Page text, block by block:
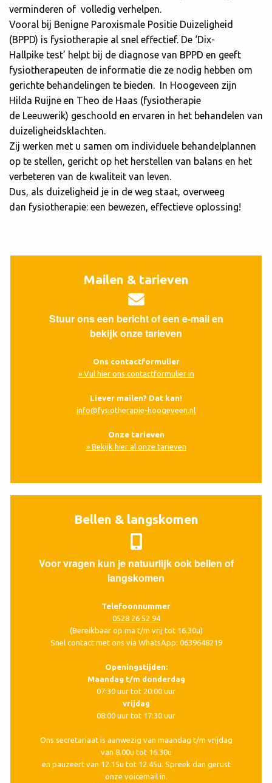
verminderen of volledig verhelpen.
Vooral bij Benigne Paroxismale Positie Duizeligheid
(BPPD) is fysiotherapie al snel effectief. De ‘Dix-
Hallpike test’ helpt bij de diagnose van BPPD en geeft
fysiotherapeuten de informatie die ze nodig hebben om
gerichte behandelingen te bieden. In Hoogeveen zijn
Hilda Ruijne en Theo de Haas (fysiotherapie
de Leeuwerik) geschoold en ervaren in het behandelen van
duizeligheidsklachten.
Zij werken met u samen om individuele behandelplannen
op te stellen, gericht op het herstellen van balans en het
verbeteren van de kwaliteit van leven.
Dus, als duizeligheid je in de weg staat, overweeg
dan fysiotherapie: een bewezen, effectieve oplossing!
Mailen & tarieven
Stuur ons een bericht of een e-mail en
bekijk onze tarieven
Ons contactformulier
» Vul hier ons contactformulier in
Liever mailen? Dat kan!
info@fysiotherapie-hoogeveen.nl
Onze tarieven
» Bekijk hier al onze tarieven
Bellen & langskomen
Voor vragen kun je natuurlijk ook bellen of
langskomen
Telefoonnummer
0528 26 52 94
(Bereikbaar op ma t/m vrij tot 16.30u)
Snel contact met ons via WhatsApp: 0639648219
Openingstijden:
Maandag t/m donderdag
07:30 uur tot 20:00 uur
vrijdag
08:00 uur tot 17:30 uur
Ons secretariaat is aanwezig van maandag t/m vrijdag
van 8.00u tot 16.30u
en pauzeert van 12.15u tot 12.45u. Spreek dan gerust
onze voicemail in.